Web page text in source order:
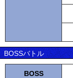
BOSSバトル
BOSS